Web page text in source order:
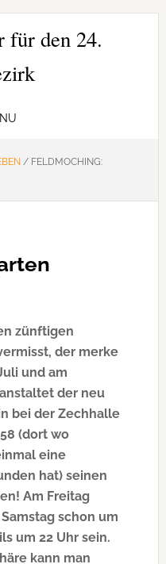
für den 24.
/FELDMOCHING:
zünftigen
der merke
und am
der neu
bei der Zechhalle
(dort wo
eine
hat) seinen
Am Freitag
schon um
um 22 Uhr sein.
kann man